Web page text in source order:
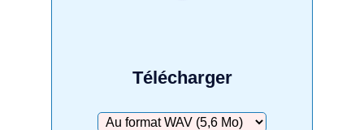
Télécharger
Télécharger